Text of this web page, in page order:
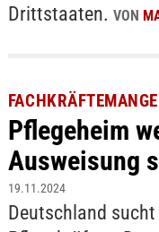
Drittstaaten. VON
Pflegeheim
Ausweisung
19.11.2024
Deutschland